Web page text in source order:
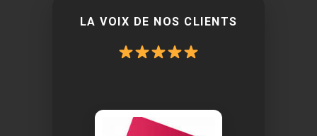
LA VOIX DE NOS CLIENTS